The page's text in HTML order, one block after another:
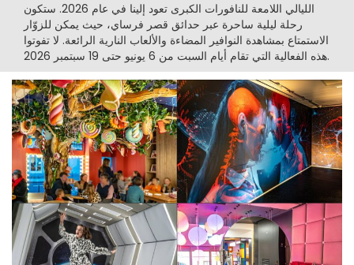
الليالي اللامعة للنافورات الكبرى تعود إلينا في عام 2026. ستكون
رحلة ليلية ساحرة عبر حدائق قصر فرساي، حيث يمكن للزوّار
الاستمتاع بمشاهدة النوافير المضاءة والألعاب النارية الرائعة. لا تفوتوا
هذه الفعالية التي تقام أيام السبت من 6 يونيو حتى 19 سبتمبر 2026.